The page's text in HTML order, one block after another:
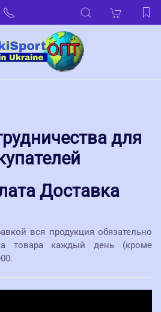
для
Доставка
вся продукция обязательно
товара каждый день (кроме